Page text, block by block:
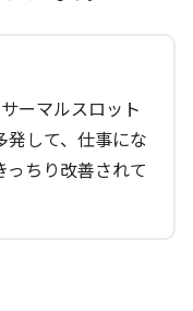
ーマルスロット
発して、仕事にな
ちり改善されて